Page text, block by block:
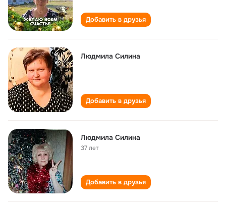
Добавить в друзья
Людмила Силина
Добавить в друзья
Людмила Силина
37 лет
Добавить в друзья